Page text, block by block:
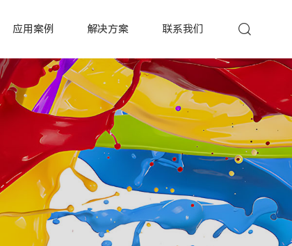
应用案例 解决方案 联系我们